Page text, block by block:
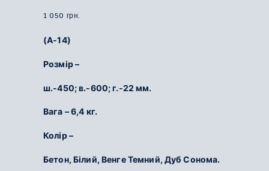
1 050 грн.
(А-14)
Розмір –
ш.-450; в.-600; г.-22 мм.
Вага – 6,4 кг.
Колір –
Бетон, Білий, Венге Темний, Дуб Сонома.